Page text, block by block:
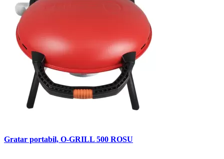
Gratar portabil, O-GRILL 500 ROSU